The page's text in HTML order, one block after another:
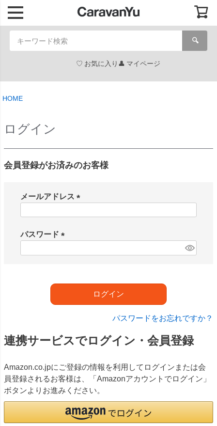
🔍
お気に入り マイページ
HOME
ログイン
会員登録がお済みのお客様
メールアドレス
パスワード
)
ログイン
パスワードをお忘れですか？
連携サービスでログイン・会員登録
Amazon.co.jpにご登録の情報を利用してログインまたは会
員登録されるお客様は、「Amazonアカウントでログイン」
ボタンよりお進みください。